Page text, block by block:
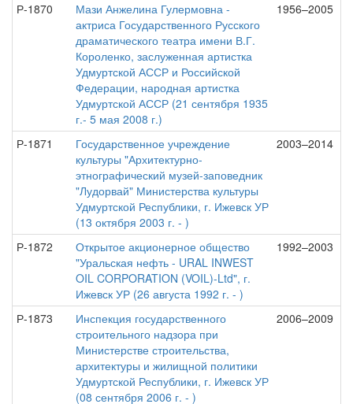
Р-1870
Мази Анжелина Гулермовна -
актриса Государственного Русского
драматического театра имени В.Г.
Короленко, заслуженная артистка
Удмуртской АССР и Российской
Федерации, народная артистка
Удмуртской АССР (21 сентября 1935
г.- 5 мая 2008 г.)
1956–2005
Р-1871
Государственное учреждение
культуры "Архитектурно-
этнографический музей-заповедник
"Лудорвай" Министерства культуры
Удмуртской Республики, г. Ижевск УР
(13 октября 2003 г. - )
2003–2014
Р-1872
Открытое акционерное общество
"Уральская нефть - URAL INWEST
OIL CORPORATION (VOIL)-Ltd", г.
Ижевск УР (26 августа 1992 г. - )
1992–2003
Р-1873
Инспекция государственного
строительного надзора при
Министерстве строительства,
архитектуры и жилищной политики
Удмуртской Республики, г. Ижевск УР
(08 сентября 2006 г. - )
2006–2009